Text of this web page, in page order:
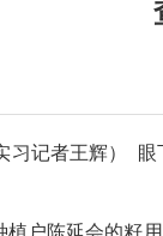
者王辉） 眼
陈延会的籽用